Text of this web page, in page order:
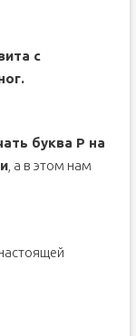
с
буква P на
, а в этом нам